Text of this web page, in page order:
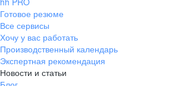
Готовое резюме
Все сервисы
Хочу у вас работать
Производственный календарь
Экспертная рекомендация
Новости и статьи